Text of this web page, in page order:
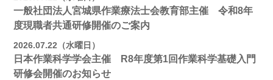
一般社団法人宮城県作業療法士会教育部主催 令和8年
度現職者共通研修開催のご案内
2026.07.22（水曜日）
日本作業科学学会主催 R8年度第1回作業科学基礎入門
研修会開催のお知らせ